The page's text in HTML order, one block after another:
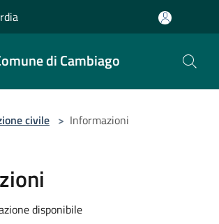
di Cambiago
civile > Informazioni
disponibile